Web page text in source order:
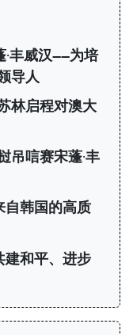
丰威汉——为培
导人
林启程对澳大
吊唁赛宋蓬·丰
自韩国的高质
建和平、进步